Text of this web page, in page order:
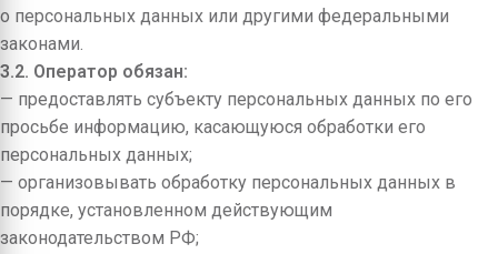
о персональных данных или другими федеральными
законами.
3.2. Оператор обязан:
— предоставлять субъекту персональных данных по его
просьбе информацию, касающуюся обработки его
персональных данных;
— организовывать обработку персональных данных в
порядке, установленном действующим
законодательством РФ;